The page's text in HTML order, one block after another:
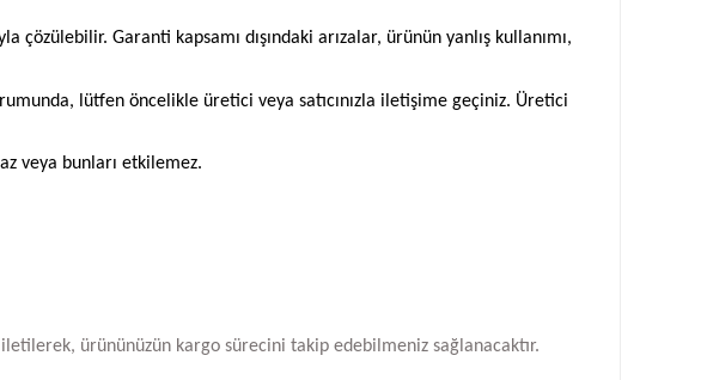
Garanti kapsamı dışındaki arızalar, ürünün yanlış kullanımı,
lütfen öncelikle üretici veya satıcınızla iletişime geçiniz. Üretici
veya bunları etkilemez.
ürününüzün kargo sürecini takip edebilmeniz sağlanacaktır.